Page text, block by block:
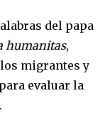
del papa
humanitas,
migrantes y
evaluar la